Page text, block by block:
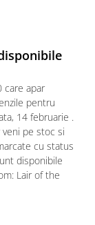
care apar
pentru
14 februarie .
pe stoc si
cu status
disponibile
Lair of the